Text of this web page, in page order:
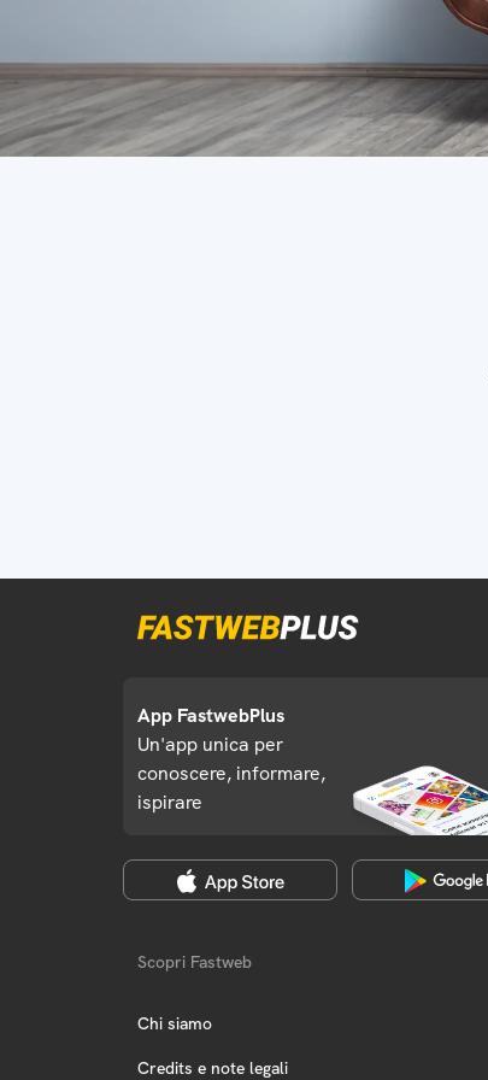
App FastwebPlus
Un'app unica per
conoscere, informare,
ispirare
Scopri Fastweb
Chi siamo
Credits e note legali